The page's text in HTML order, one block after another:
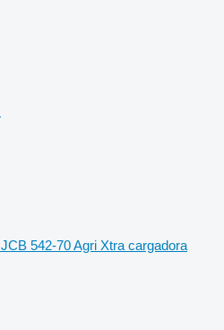
JCB 542-70 Agri Xtra cargadora